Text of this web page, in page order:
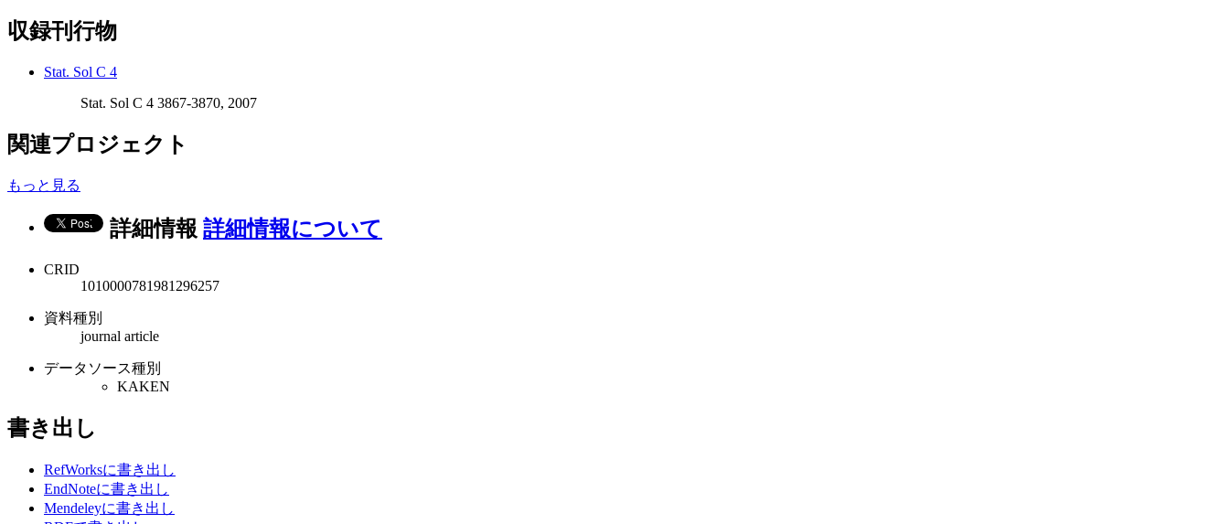
収録刊行物
Stat. Sol C 4
Stat. Sol C 4 3867-3870, 2007
関連プロジェクト
もっと見る
詳細情報 詳細情報について
CRID
1010000781981296257
資料種別
journal article
データソース種別
KAKEN
書き出し
RefWorksに書き出し
EndNoteに書き出し
Mendeleyに書き出し